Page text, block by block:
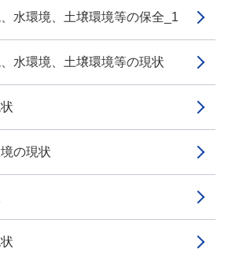
水環境、土壌環境等の保全_1
水環境、土壌環境等の現状
の現状